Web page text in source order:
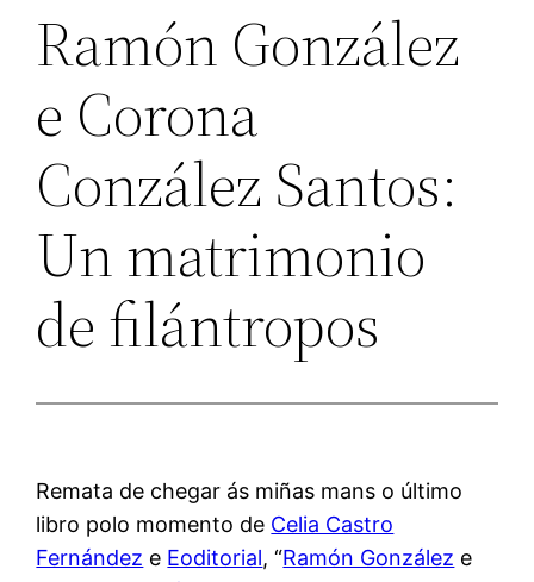
Ramón González
e Corona
Conzález Santos:
Un matrimonio
de filántropos
Remata de chegar ás miñas mans o último
libro polo momento de Celia Castro
Fernández e Eoditorial, “Ramón González e